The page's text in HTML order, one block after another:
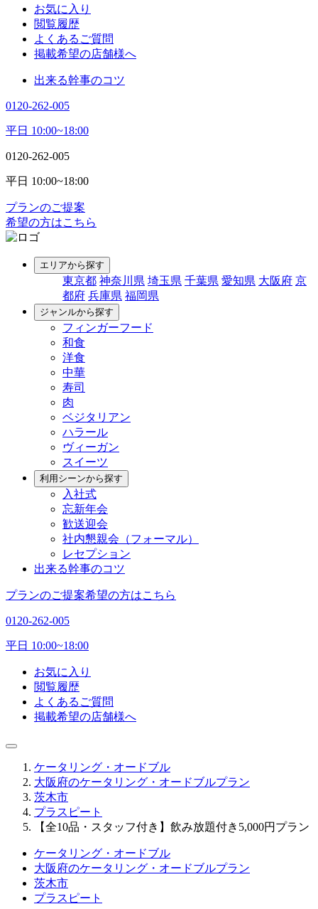
お気に入り
閲覧履歴
よくあるご質問
掲載希望の店舗様へ
出来る幹事のコツ
0120-262-005
平日 10:00~18:00
0120-262-005
平日 10:00~18:00
プランのご提案
希望の方はこちら
エリアから探す
東京都 神奈川県 埼玉県 千葉県 愛知県 大阪府 京
都府 兵庫県 福岡県
ジャンルから探す
フィンガーフード
和食
洋食
中華
寿司
肉
ベジタリアン
ハラール
ヴィーガン
スイーツ
利用シーンから探す
入社式
忘新年会
歓送迎会
社内懇親会（フォーマル）
レセプション
出来る幹事のコツ
プランのご提案希望の方はこちら
0120-262-005
平日 10:00~18:00
お気に入り
閲覧履歴
よくあるご質問
掲載希望の店舗様へ
ケータリング・オードブル
大阪府のケータリング・オードブルプラン
茨木市
プラスピート
【全10品・スタッフ付き】飲み放題付き5,000円プラン
ケータリング・オードブル
大阪府のケータリング・オードブルプラン
茨木市
プラスピート